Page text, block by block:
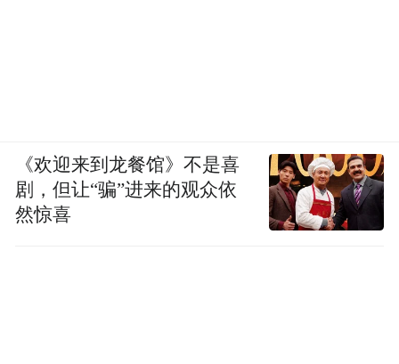
《欢迎来到龙餐馆》不是喜
剧，但让“骗”进来的观众依
然惊喜